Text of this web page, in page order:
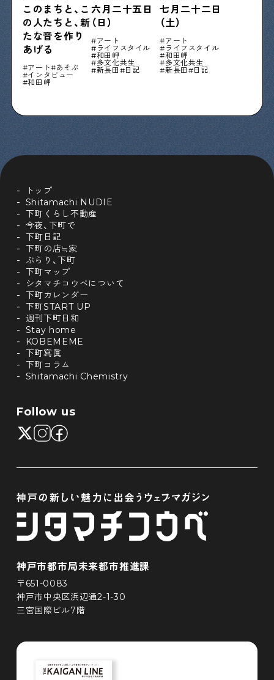
このまちと、こ
の人たちと、新
たな音を作り
あげる
アート
あそぶ
インタビュー
和田岬
六月二十五日
（日）
アート
ライフスタイル
和田岬
多文化共生
新長田
日記
七月二十二日
（土）
アート
ライフスタイル
和田岬
多文化共生
新長田
日記
トップ
Shitamachi NUDIE
下町くらし不動産
今夜、下町で
下町日記
下町の店≒家
ぶらり、下町
下町マップ
シタマチコウベについて
下町カレンダー
下町START UP
週刊下町日和
Stay home
KOBEMEME
下町寫眞
下町コラム
Shitamachi Chemistry
Follow us
神戸市都市局未来都市推進課
〒651-0083
神戸市中央区浜辺通2-1-30
三宮国際ビル7階